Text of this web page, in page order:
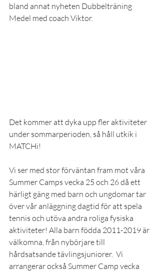
bland annat nyheten Dubbelträning
Medel med coach Viktor.
Det kommer att dyka upp fler aktiviteter
under sommarperioden, så håll utkik i
MATCHi!
Vi ser med stor förväntan fram mot våra
Summer Camps vecka 25 och 26 då ett
härligt gäng med barn och ungdomar tar
över vår anläggning dagtid för att spela
tennis och utöva andra roliga fysiska
aktiviteter! Alla barn födda 2011-2019 är
välkomna, från nybörjare till
hårdsatsande tävlingsjuniorer.  Vi
arrangerar också Summer Camp vecka